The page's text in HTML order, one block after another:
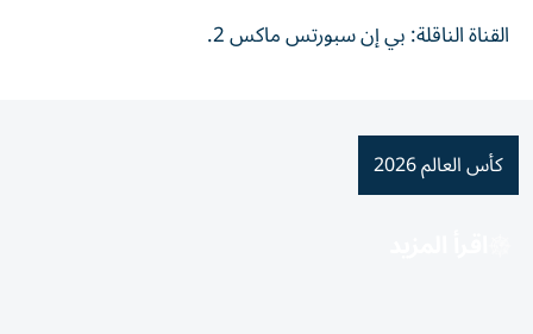
القناة الناقلة: بي إن سبورتس ماكس 2.
كأس العالم 2026